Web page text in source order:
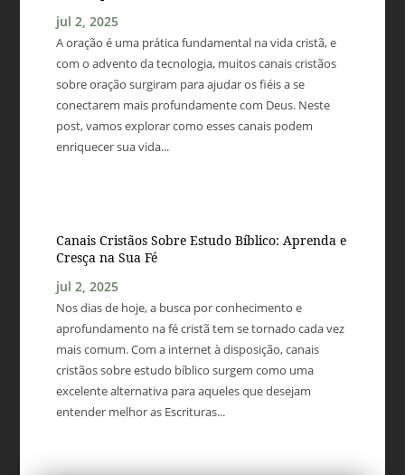
jul 2, 2025
A oração é uma prática fundamental na vida cristã, e
com o advento da tecnologia, muitos canais cristãos
sobre oração surgiram para ajudar os fiéis a se
conectarem mais profundamente com Deus. Neste
post, vamos explorar como esses canais podem
enriquecer sua vida...
Canais Cristãos Sobre Estudo Bíblico: Aprenda e
Cresça na Sua Fé
jul 2, 2025
Nos dias de hoje, a busca por conhecimento e
aprofundamento na fé cristã tem se tornado cada vez
mais comum. Com a internet à disposição, canais
cristãos sobre estudo bíblico surgem como uma
excelente alternativa para aqueles que desejam
entender melhor as Escrituras...